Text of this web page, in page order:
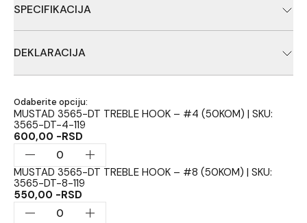
Mustadove ponude.
SPECIFIKACIJA
DEKLARACIJA
Odaberite opciju:
MUSTAD 3565-DT TREBLE HOOK – #4 (50KOM) | SKU:
3565-DT-4-119
600,00 -RSD
MUSTAD 3565-DT TREBLE HOOK – #8 (50KOM) | SKU:
3565-DT-8-119
550,00 -RSD